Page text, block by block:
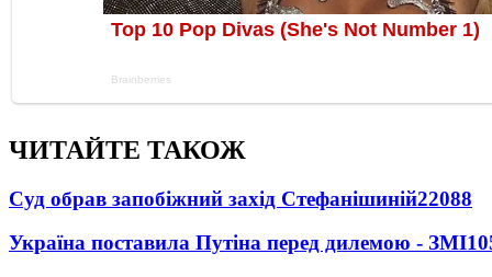
ЧИТАЙТЕ ТАКОЖ
Суд обрав запобіжний захід Стефанішиній22088
Україна поставила Путіна перед дилемою - ЗМІ